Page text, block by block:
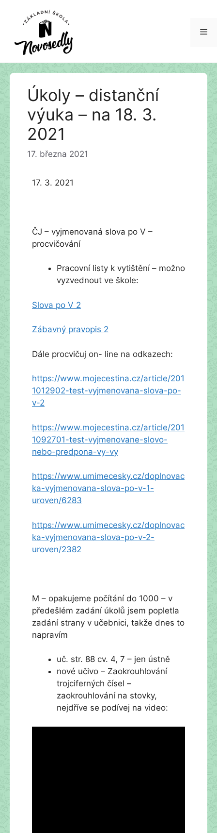
Přeskočit
Úkoly – distanční
výuka – na 18. 3.
2021
17. března 2021
17. 3. 2021
ČJ – vyjmenovaná slova po V –
procvičování
Pracovní listy k vytištění – možno
vyzvednout ve škole:
Slova po V 2
Zábavný pravopis 2
Dále procvičuj on- line na odkazech:
https://www.mojecestina.cz/article/201
1012902-test-vyjmenovana-slova-po-
v-2
https://www.mojecestina.cz/article/201
1092701-test-vyjmenovane-slovo-
nebo-predpona-vy-vy
https://www.umimecesky.cz/doplnovac
ka-vyjmenovana-slova-po-v-1-
uroven/6283
https://www.umimecesky.cz/doplnovac
ka-vyjmenovana-slova-po-v-2-
uroven/2382
M – opakujeme počítání do 1000 – v
předešlém zadání úkolů jsem popletla
zadání strany v učebnici, takže dnes to
napravím
uč. str. 88 cv. 4, 7 – jen ústně
nové učivo – Zaokrouhlování
trojciferných čísel –
zaokrouhlování na stovky,
nejdříve se podívej na video: